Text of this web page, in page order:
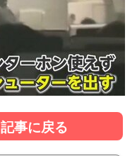
記事に戻る